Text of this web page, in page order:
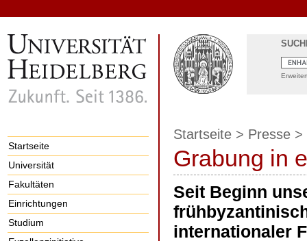
Startseite
Universität
Fakultäten
Einrichtungen
Studium
Startseite > Presse >
Grabung in
Seit Beginn
internationaler